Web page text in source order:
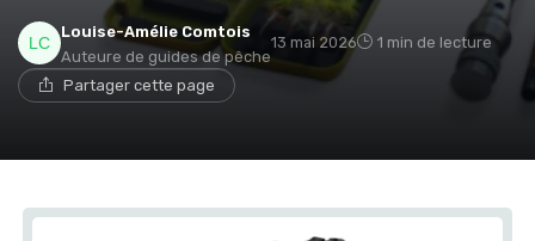
Louise-Amélie Comtois
Auteure de guides de pêche
13 mai 2026 1 min de lecture
Partager cette page